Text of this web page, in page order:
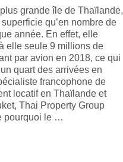
grande île de Thaïlande,
qu’en nombre de
année. En effet, elle
elle seule 9 millions de
par avion en 2018, ce qui
quart des arrivées en
francophone de
locatif en Thaïlande et
Thai Property Group
pourquoi le …